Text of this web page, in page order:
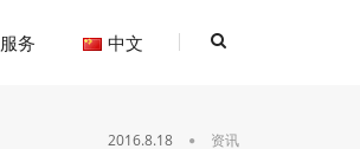
服务 中文
2016.8.18 资讯